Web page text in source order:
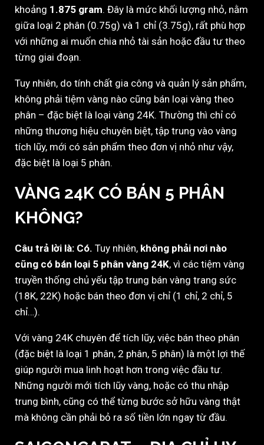
khoảng 1.875 gram. Đây là mức khối lượng nhỏ, nằm
giữa loại 2 phân (0.75g) và 1 chỉ (3.75g), rất phù hợp
với những ai muốn chia nhỏ tài sản hoặc đầu tư theo
từng giai đoạn.
Tuy nhiên, do tính chất gia công và quản lý sản phẩm,
không phải tiệm vàng nào cũng bán loại vàng theo
phân – đặc biệt là loại vàng 24K. Thường thì chỉ có
những thương hiệu chuyên biệt, tập trung vào vàng
tích lũy, mới có sản phẩm theo đơn vị nhỏ như vậy,
đặc biệt là loại 5 phân.
VÀNG 24K CÓ BÁN 5 PHÂN
KHÔNG?
Câu trả lời là: Có. Tuy nhiên, không phải nơi nào
cũng có bán loại 5 phân vàng 24K, vì các tiệm vàng
truyền thống chủ yếu tập trung bán vàng trang sức
(18K, 22K) hoặc bán theo đơn vị chỉ (1 chỉ, 2 chỉ, 5
chỉ…).
Với vàng 24K chuyên để tích lũy, việc bán theo phân
(đặc biệt là loại 1 phân, 2 phân, 5 phân) là một lợi thế
giúp người mua linh hoạt hơn trong việc đầu tư.
Những người mới tích lũy vàng, hoặc có thu nhập
trung bình, cũng có thể từng bước sở hữu vàng thật
mà không cần phải bỏ ra số tiền lớn ngay từ đầu.